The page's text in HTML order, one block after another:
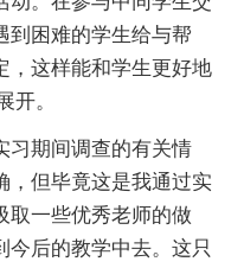
到困难的学生给与帮
，这样能和学生更好地
开。
期间调查的有关情
，但毕竟这是我通过实
取一些优秀老师的做
今后的教学中去。这只